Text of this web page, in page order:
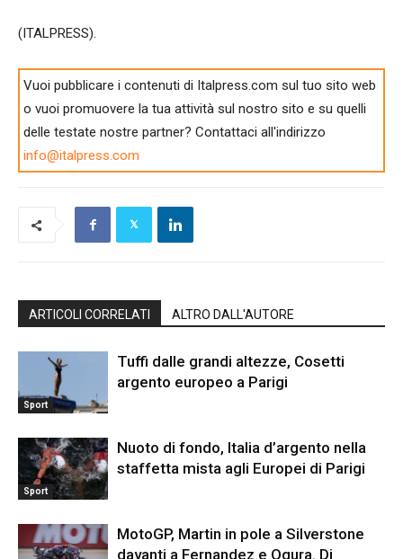
(ITALPRESS).
Vuoi pubblicare i contenuti di Italpress.com sul tuo sito web
o vuoi promuovere la tua attività sul nostro sito e su quelli
delle testate nostre partner? Contattaci all'indirizzo
info@italpress.com
ARTICOLI CORRELATI ALTRO DALL'AUTORE
Sport
Tuffi dalle grandi altezze, Cosetti
argento europeo a Parigi
Sport
Nuoto di fondo, Italia d’argento nella
staffetta mista agli Europei di Parigi
MotoGP, Martin in pole a Silverstone
davanti a Fernandez e Ogura. Di